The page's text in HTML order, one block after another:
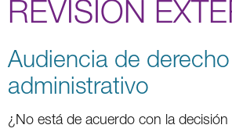
REVISIÓN
Audiencia de derecho
administrativo
¿No está de acuerdo con la